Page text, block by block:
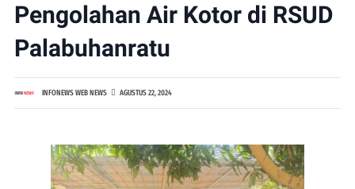
Pengolahan Air Kotor di RSUD
Palabuhanratu
INFONEWS WEB NEWS AGUSTUS 22, 2024